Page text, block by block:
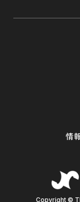
Copyright ©
情